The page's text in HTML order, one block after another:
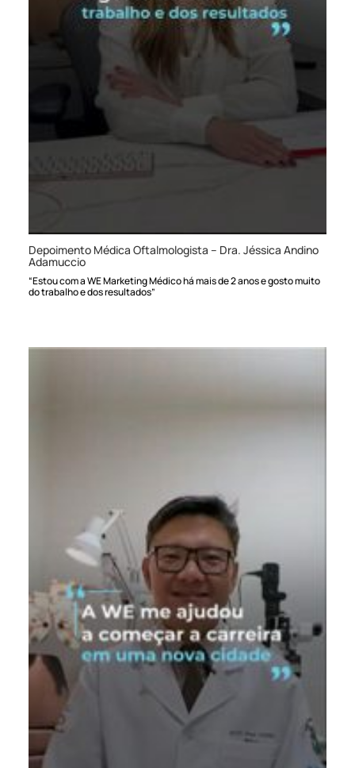
Depoimento Médica Oftalmologista – Dra. Jéssica Andino
Adamuccio
“Estou com a WE Marketing Médico há mais de 2 anos e gosto muito
do trabalho e dos resultados”